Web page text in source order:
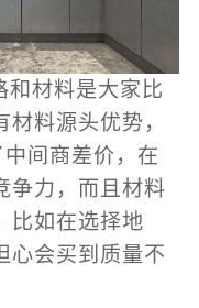
和材料是大家比
料源头优势，
中间商差价，在
争力，而且材料
比如在选择地
心会买到质量不